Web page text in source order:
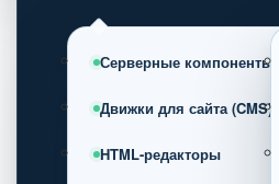
Серверные компоненты
Движки для сайта (CMS)
HTML-редакторы